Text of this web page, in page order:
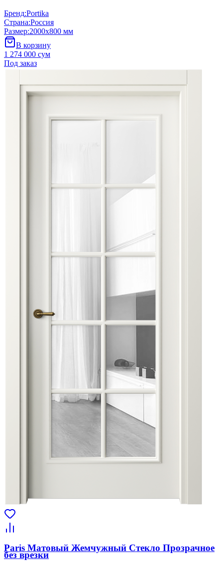
Бренд:Portika
Страна:Россия
Размер:2000x800 мм
В корзину
1 274 000 сум
Под заказ
Paris Матовый Жемчужный Стекло Прозрачное
без врезки